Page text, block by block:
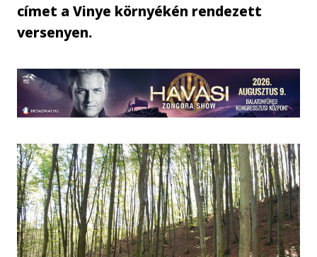
címet a Vinye környékén rendezett
versenyen.